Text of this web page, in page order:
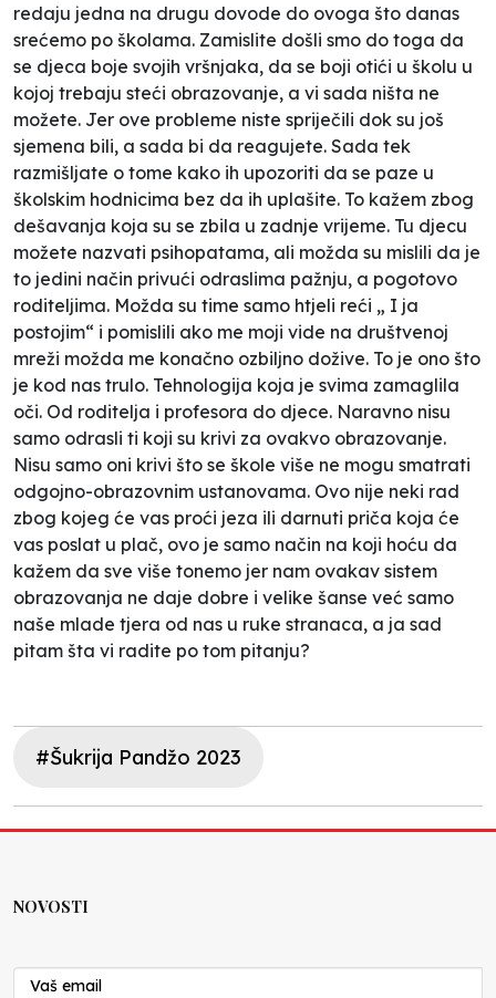
redaju jedna na drugu dovode do ovoga što danas
srećemo po školama. Zamislite došli smo do toga da
se djeca boje svojih vršnjaka, da se boji otići u školu u
kojoj trebaju steći obrazovanje, a vi sada ništa ne
možete. Jer ove probleme niste spriječili dok su još
sjemena bili, a sada bi da reagujete. Sada tek
razmišljate o tome kako ih upozoriti da se paze u
školskim hodnicima bez da ih uplašite. To kažem zbog
dešavanja koja su se zbila u zadnje vrijeme. Tu djecu
možete nazvati psihopatama, ali možda su mislili da je
to jedini način privući odraslima pažnju, a pogotovo
roditeljima. Možda su time samo htjeli reći „ I ja
postojim“ i pomislili ako me moji vide na društvenoj
mreži možda me konačno ozbiljno dožive. To je ono što
je kod nas trulo. Tehnologija koja je svima zamaglila
oči. Od roditelja i profesora do djece. Naravno nisu
samo odrasli ti koji su krivi za ovakvo obrazovanje.
Nisu samo oni krivi što se škole više ne mogu smatrati
odgojno-obrazovnim ustanovama. Ovo nije neki rad
zbog kojeg će vas proći jeza ili darnuti priča koja će
vas poslat u plač, ovo je samo način na koji hoću da
kažem da sve više tonemo jer nam ovakav sistem
obrazovanja ne daje dobre i velike šanse već samo
naše mlade tjera od nas u ruke stranaca, a ja sad
pitam šta vi radite po tom pitanju?
#Šukrija Pandžo 2023
NOVOSTI